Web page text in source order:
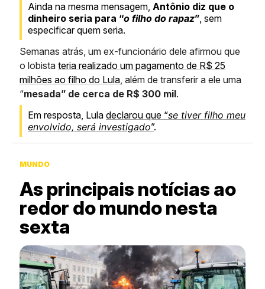
Ainda na mesma mensagem, Antônio diz que o
dinheiro seria para “o filho do rapaz”, sem
especificar quem seria.
Semanas atrás, um ex-funcionário dele afirmou que
o lobista teria realizado um pagamento de R$ 25
milhões ao filho do Lula, além de transferir a ele uma
“mesada” de cerca de R$ 300 mil.
Em resposta, Lula declarou que “se tiver filho meu
envolvido, será investigado”.
MUNDO
As principais notícias ao
redor do mundo nesta
sexta